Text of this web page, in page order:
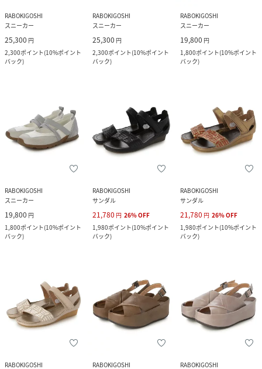
RABOKIGOSHI
スニーカー
25,300 円
2,300ポイント(10%ポイント
バック)
RABOKIGOSHI
スニーカー
25,300 円
2,300ポイント(10%ポイント
バック)
RABOKIGOSHI
スニーカー
19,800 円
1,800ポイント(10%ポイント
バック)
RABOKIGOSHI
スニーカー
19,800 円
1,800ポイント(10%ポイント
バック)
RABOKIGOSHI
サンダル
21,780 円 26%OFF
1,980ポイント(10%ポイント
バック)
RABOKIGOSHI
サンダル
21,780 円 26%OFF
1,980ポイント(10%ポイント
バック)
RABOKIGOSHI
RABOKIGOSHI
RABOKIGOSHI